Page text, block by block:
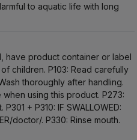
to aquatic life with long
have product container or label
of children.P103: Read carefully
thoroughly after handling.
when using this product.P273:
P301 + P310: IF SWALLOWED:
doctor/.P330: Rinse mouth.